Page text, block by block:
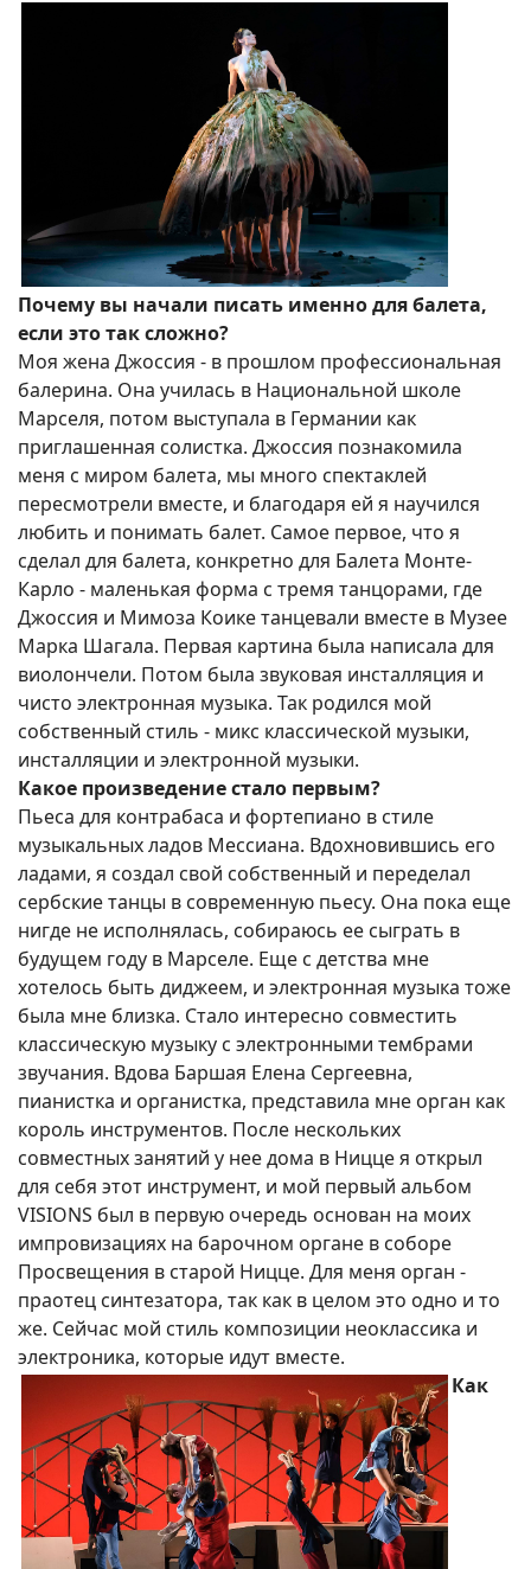
Почему вы начали писать именно для балета,
если это так сложно?
Моя жена Джоссия - в прошлом профессиональная
балерина. Она училась в Национальной школе
Марселя, потом выступала в Германии как
приглашенная солистка. Джоссия познакомила
меня с миром балета, мы много спектаклей
пересмотрели вместе, и благодаря ей я научился
любить и понимать балет. Самое первое, что я
сделал для балета, конкретно для Балета Монте-
Карло - маленькая форма с тремя танцорами, где
Джоссия и Мимоза Коике танцевали вместе в Музее
Марка Шагала. Первая картина была написала для
виолончели. Потом была звуковая инсталляция и
чисто электронная музыка. Так родился мой
собственный стиль - микс классической музыки,
инсталляции и электронной музыки.
Какое произведение стало первым?
Пьеса для контрабаса и фортепиано в стиле
музыкальных ладов Мессиана. Вдохновившись его
ладами, я создал свой собственный и переделал
сербские танцы в современную пьесу. Она пока еще
нигде не исполнялась, собираюсь ее сыграть в
будущем году в Марселе. Еще с детства мне
хотелось быть диджеем, и электронная музыка тоже
была мне близка. Стало интересно совместить
классическую музыку с электронными тембрами
звучания. Вдова Баршая Елена Сергеевна,
пианистка и органистка, представила мне орган как
король инструментов. После нескольких
совместных занятий у нее дома в Ницце я открыл
для себя этот инструмент, и мой первый альбом
VISIONS был в первую очередь основан на моих
импровизациях на барочном органе в соборе
Просвещения в старой Ницце. Для меня орган -
праотец синтезатора, так как в целом это одно и то
же. Сейчас мой стиль композиции неоклассика и
электроника, которые идут вместе.
Как